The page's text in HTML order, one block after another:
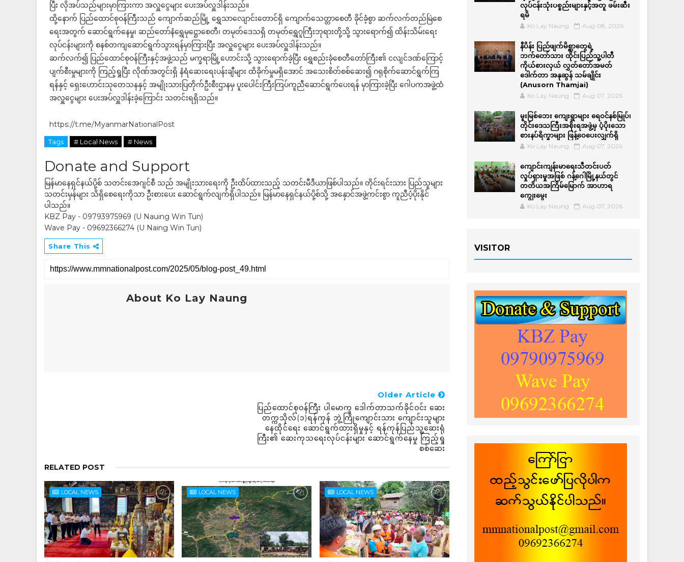
ပြီး လိုအပ်သည်များမှာကြားကာ အလှူငွေများ ပေးအပ်လှူဒါန်းသည်။
ထို့နောက် ပြည်ထောင်စုဝန်ကြီးသည် ကျောက်ဆည်မြို့ ရွှေသာလျောင်းတောင်ရှိ ကျောက်သေတ္တာစေတီ ခိုင်ခံ့စွာ ဆက်လက်တည်မြဲစေ
ရေးအတွက် ဆောင်ရွက်နေမှု၊ ဆည်တော်နံရွှေမုဋ္ဌောစေတီ၊ တမုတ်ဒေသရှိ တမုတ်ရွှေဂူကြီးဘုရားတို့သို့ သွားရောက်၍ ထိန်းသိမ်းရေး
လုပ်ငန်းများကို စနစ်တကျဆောင်ရွက်သွားရန်မှာကြားပြီး အလှူငွေများ ပေးအပ်လှူဒါန်းသည်။
ဆက်လက်၍ ပြည်ထောင်စုဝန်ကြီးနှင့်အဖွဲ့သည် မက္ခရာမြို့ဟောင်းသို့ သွားရောက်ခဲ့ပြီး ရွှေစည်းခုံစေတီတော်ကြီး၏ ငလျင်ဒဏ်ကြောင့်
ပျက်စီးမှုများကို ကြည့်ရှုပြီး လိုဏ်အတွင်းရှိ နံရံဆေးရေးပန်းချီများ ထိခိုက်မှုမရှိအောင် အသေးစိတ်စစ်ဆေး၍ ဂရုစိုက်ဆောင်ရွက်ကြ
ရန်နှင့် ရှေးဟောင်းသုတေသနနှင့် အမျိုးသားပြတိုက်ဦးစီးဌာနမှ ပူးပေါင်းကြီးကြပ်ကူညီဆောင်ရွက်ပေးရန် မှာကြားခဲ့ပြီး ဂေါပကအဖွဲ့ထံ
အလှူငွေများ ပေးအပ်လှူဒါန်းခဲ့ကြောင်း သတင်းရရှိသည်။
https://t.me/MyanmarNationalPost
Tags # Local News # News
Donate and Support
မြန်မာနေရှင်နယ်ပို့စ် သတင်းအေဂျင်စီ သည် အမျိုးသားရေးကို ဦးထိပ်ထားသည့် သတင်းမီဒီယာဖြစ်ပါသည်။ တိုင်းရင်းသား ပြည်သူများ
သတင်းမှန်များ သိရှိစေရေးကိုသာ ဦးစားပေး ဆောင်ရွက်လျက်ရှိပါသည်။ မြန်မာနေရှင်နယ်ပို့စ်သို့ အနှောင်အဖွဲ့ကင်းစွာ ကူညီပံ့ပိုးနိုင်
ပါသည်။
KBZ Pay - 09793975969 (U Nauing Win Tun)
Wave Pay - 09692366274 (U Naing Win Tun)
Share This
About Ko Lay Naung
Older Article
ပြည်ထောင်စုဝန်ကြီး ပါမောက္ခ ဒေါက်တာသက်ခိုင်ဝင်း ဆေး
တက္ကသိုလ်(၁)ရန်ကုန် ဘွဲ့ကြိုကျောင်းသား ကျောင်းသူများ
နေထိုင်ရေး ဆောင်ရွက်ထားရှိမှုနှင့် ရန်ကုန်ပြည်သူ့ဆေးရုံ
ကြီး၏ ဆေးကုသရေးလုပ်ငန်းများ ဆောင်ရွက်နေမှု ကြည့်ရှု
စစ်ဆေး
RELATED POST
LOCAL NEWS LOCAL NEWS LOCAL NEWS
လုပ်ငန်းသုံးပစ္စည်းများနှင့်အတူ ဖမ်းဆီး
ရမိ
Ko Lay Naung Aug 08, 2026
နီပိန်း ပြည်ဖျက်မိစ္ဆာတွေရဲ့
ဘက်တော်သား ထိုင်းပြည်သူ့ပါတီ
ကိုယ်စားလှယ် လွှတ်တော်အမတ်
ဒေါက်တာ အနုဆွန် သမ်ချိုင်း
(Anusorn Thamjai)
Ko Lay Naung Aug 07, 2026
မူးမြစ်ဘေး ကျေးရွာများ ရေဝင်နစ်မြုပ်၊
တိုင်းဒေသကြီးအစိုးရအဖွဲ့မှ ပံ့ပိုးသော
စားနပ်ရိက္ခာများ ဖြန့်ဝေပေးလျှက်ရှိ
Ko Lay Naung Aug 07, 2026
ကျောင်းကျန်းမာရေးသီတင်းပတ်
လှုပ်ရှားမှုအဖြစ် ဂန့်ဂေါမြို့နယ်တွင်
တတိယအကြိမ်မြောက် အာဟာရ
ကျွေးမွေး
Ko Lay Naung Aug 07, 2026
VISITOR